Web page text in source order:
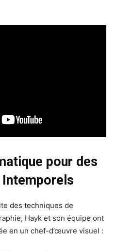
pour des
des techniques de
Hayk et son équipe ont
en un chef-d’œuvre visuel :